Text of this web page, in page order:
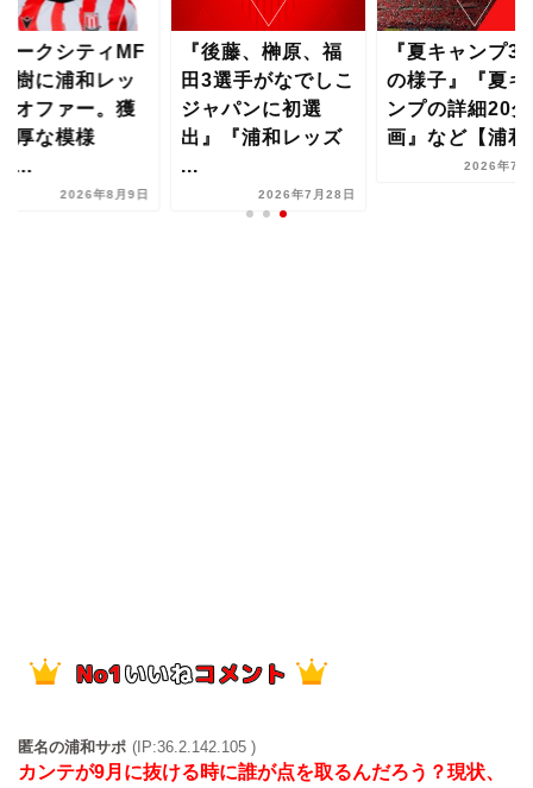
ークシティMF
樹に浦和レッ
オファー。獲
厚な模様
...
2026年8月9日
『後藤、榊原、福
田3選手がなでしこ
ジャパンに初選
出』『浦和レッズ
...
2026年7月28日
『夏キャンプ3
の様子』『夏キ
ンプの詳細20
画』など【浦和
2026年7
匿名の浦和サポ (IP:36.2.142.105 )
カンテが9月に抜ける時に誰が点を取るんだろう？現状、